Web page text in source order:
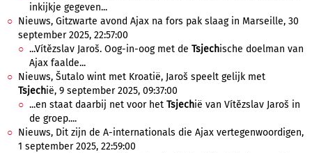
inkijkje gegeven...
Nieuws, Gitzwarte avond Ajax na fors pak slaag in Marseille, 30
september 2025, 22:57:00
...Vítězslav Jaroš. Oog-in-oog met de Tsjechische doelman van
Ajax faalde...
Nieuws, Šutalo wint met Kroatië, Jaroš speelt gelijk met
Tsjechië, 9 september 2025, 09:37:00
...en staat daarbij net voor het Tsjechië van Vítězslav Jaroš in
de groep....
Nieuws, Dit zijn de A-internationals die Ajax vertegenwoordigen,
1 september 2025, 22:59:00